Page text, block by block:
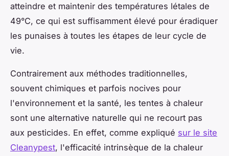
atteindre et maintenir des températures létales de
49°C, ce qui est suffisamment élevé pour éradiquer
les punaises à toutes les étapes de leur cycle de
vie.
Contrairement aux méthodes traditionnelles,
souvent chimiques et parfois nocives pour
l'environnement et la santé, les tentes à chaleur
sont une alternative naturelle qui ne recourt pas
aux pesticides. En effet, comme expliqué sur le site
Cleanypest, l'efficacité intrinsèque de la chaleur